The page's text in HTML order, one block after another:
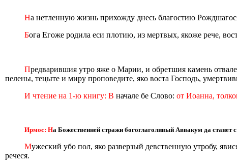
На нетленную жизнь прихожду днесь благостию
Бога Егоже родила еси плотию, из мертвых, якоже рече,
Предварившия утро яже о Марии, и обретшия камень
пелены, тецыте и миру проповедите, яко воста Господь,
И чтение на 1-ю книгу: В начале бе Слово: от Иоанна,
Ирмос: На Божественней стражи богоглаголивый Аввакум да станет
Мужеский убо пол, яко разверзый девственную утробу,
речеся.